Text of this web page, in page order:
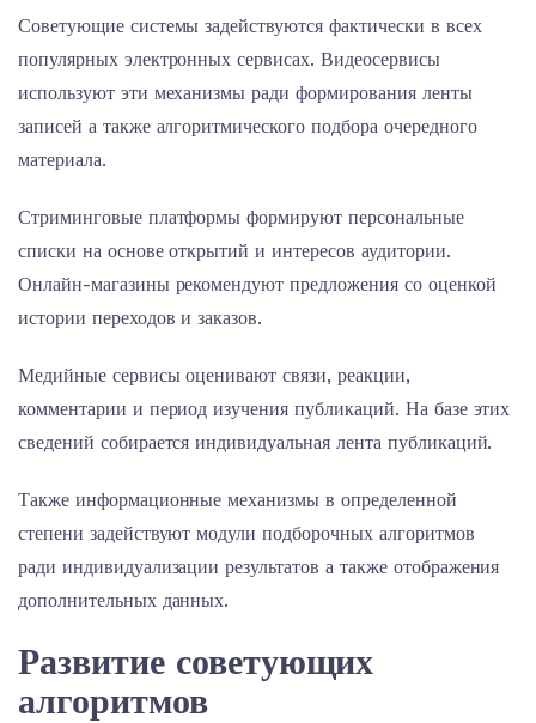
Советующие системы задействуются фактически в всех
популярных электронных сервисах. Видеосервисы
используют эти механизмы ради формирования ленты
записей а также алгоритмического подбора очередного
материала.
Стриминговые платформы формируют персональные
списки на основе открытий и интересов аудитории.
Онлайн-магазины рекомендуют предложения со оценкой
истории переходов и заказов.
Медийные сервисы оценивают связи, реакции,
комментарии и период изучения публикаций. На базе этих
сведений собирается индивидуальная лента публикаций.
Также информационные механизмы в определенной
степени задействуют модули подборочных алгоритмов
ради индивидуализации результатов а также отображения
дополнительных данных.
Развитие советующих
алгоритмов